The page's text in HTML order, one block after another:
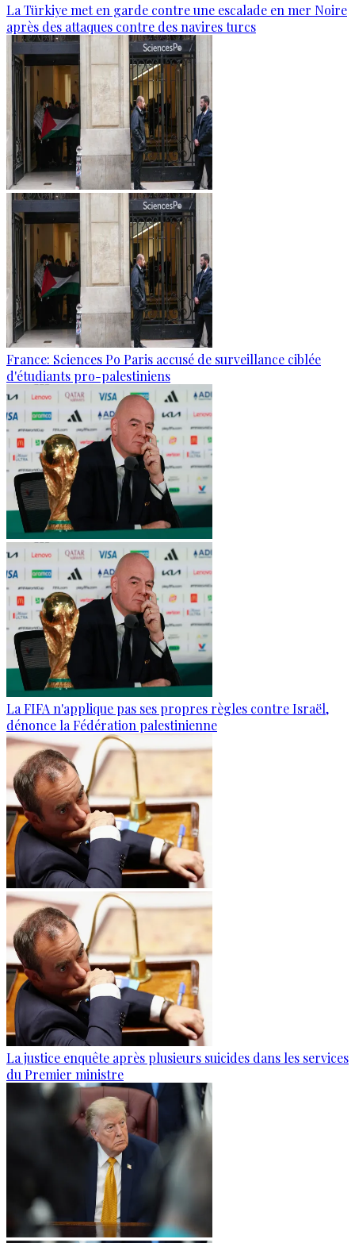
La Türkiye met en garde contre une escalade en mer Noire
après des attaques contre des navires turcs
France: Sciences Po Paris accusé de surveillance ciblée
d'étudiants pro-palestiniens
La FIFA n'applique pas ses propres règles contre Israël,
dénonce la Fédération palestinienne
La justice enquête après plusieurs suicides dans les services
du Premier ministre